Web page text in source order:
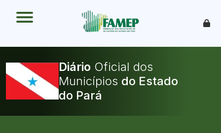
Diário Oficial dos
Municípios
Legislação
O Que Pode Ser Publicado
Faça sua Adesão